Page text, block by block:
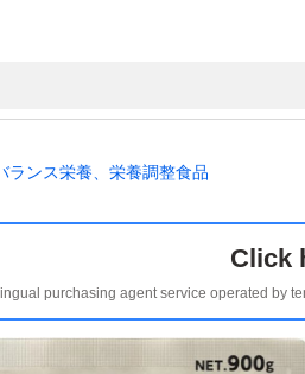
ランス栄養、栄養調整食品
Click
purchasing agent service operated by